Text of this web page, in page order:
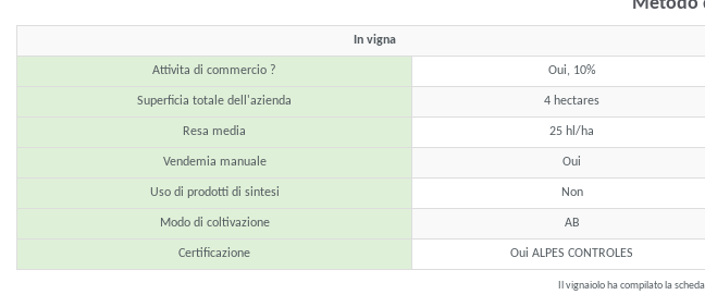
In vigna
Attivita di commercio ? Oui, 10%
Superficia totale dell'azienda 4 hectares
Resa media 25 hl/ha
Vendemia manuale Oui
Uso di prodotti di sintesi Non
Modo di coltivazione AB
Certificazione Oui ALPES CONTROLES
Il vignaiolo ha compilato la